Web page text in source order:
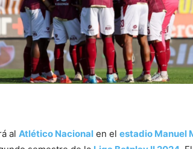
al Atlético Nacional en el estadio Manuel